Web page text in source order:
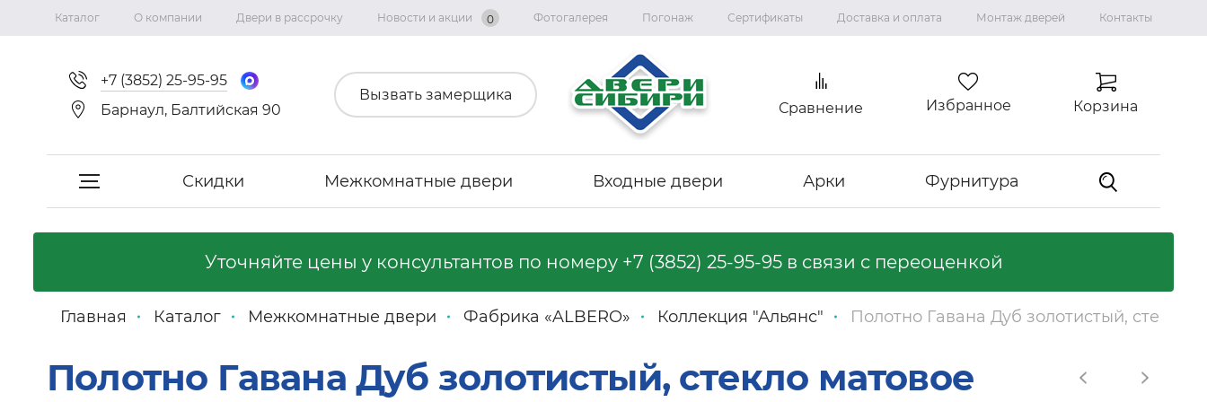
Каталог О компании Двери в рассрочку Новости и акции 0 Фотогалерея Погонаж Сертификаты Доставка и оплата Монтаж дверей Контакты
+7 (3852) 25-95-95
Барнаул, Балтийская 90
Вызвать замерщика
Сравнение Избранное Корзина
Скидки Межкомнатные двери Входные двери Арки Фурнитура
Межкомнатные двери
Фабрика «Двери Точка.ру»
Коллекция «Графика»
Коллекция «Империя»
Коллекция «Геометрия Эмаль»
Коллекция «Вест»
Коллекция "ВИЛЛА"
Ламинированные двери
Ликвидация коллекций
Входные двери с терморазрывом
Уточняйте цены у консультантов по номеру +7 (3852) 25-95-95в связи с переоценкой
Главная Каталог Межкомнатные двери Фабрика «ALBERO» Коллекция "Альянс" Полотно Гавана Дуб золотистый, стекло
Полотно Гавана Дуб золотистый, стекло матовое